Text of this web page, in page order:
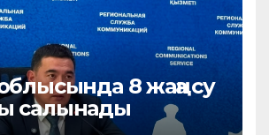
8 жаңа су
салынады